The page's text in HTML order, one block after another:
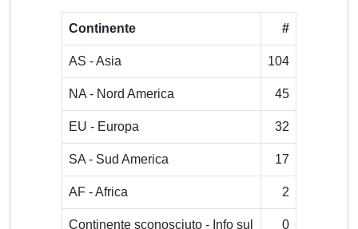
Continente #
AS - Asia 104
NA - Nord America 45
EU - Europa 32
SA - Sud America 17
AF - Africa 2
Continente sconosciuto - Info sul
0